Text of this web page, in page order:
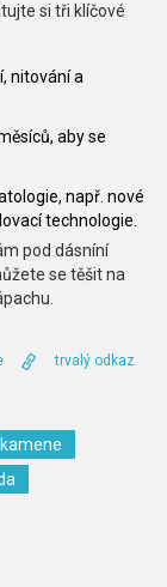
si tři klíčové
nitování a
aby se
např. nové
technologie.
pod dásníní
se těšit na
trvalý odkaz